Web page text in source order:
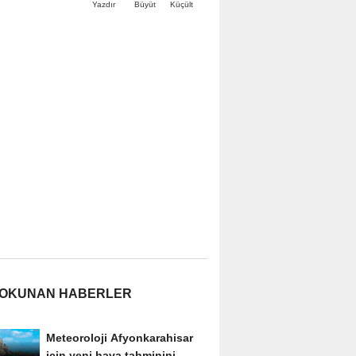
Yazdır Büyüt Küçült
HABERLER
Meteoroloji Afyonkarahisar